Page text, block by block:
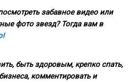
забавное видео или
фото звезд? Тогда вам в
быть здоровым, крепко спать,
комментировать и